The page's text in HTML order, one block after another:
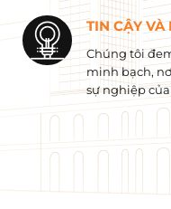
TIN CẬY VÀ
Chúng tôi
minh bạch,
sự nghiệp